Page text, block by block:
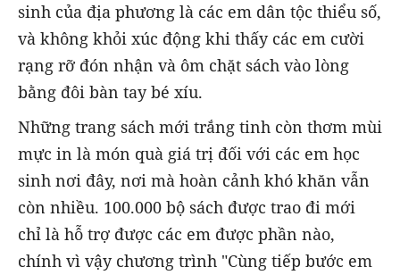
sinh của địa phương là các em dân tộc thiểu số,
và không khỏi xúc động khi thấy các em cười
rạng rỡ đón nhận và ôm chặt sách vào lòng
bằng đôi bàn tay bé xíu.
Những trang sách mới trắng tinh còn thơm mùi
mực in là món quà giá trị đối với các em học
sinh nơi đây, nơi mà hoàn cảnh khó khăn vẫn
còn nhiều. 100.000 bộ sách được trao đi mới
chỉ là hỗ trợ được các em được phần nào,
chính vì vậy chương trình "Cùng tiếp bước em